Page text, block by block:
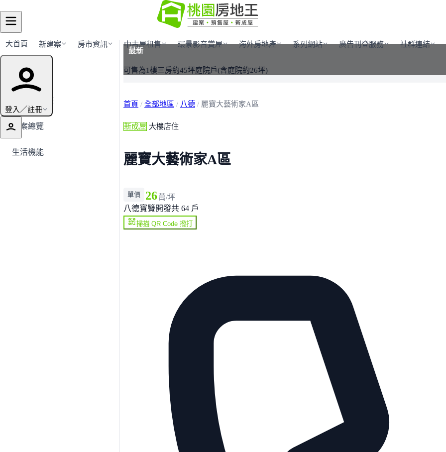
大首頁 新建案 房市資訊 中古屋租售 環景影音賞屋 海外房地產 系列網站 廣告刊登服務 社群連結
登入／註冊
建案導覽
← 返回八德
建案總覽
生活機能
最新
可售為1樓三房約45坪庭院戶(含庭院約26坪)
首頁 / 全部地區 / 八德 / 麗寶大藝術家A區
新成屋 大樓店住
麗寶大藝術家A區
單價 26萬/坪
八德寶籫開發共 64 戶
掃描 QR Code 撥打